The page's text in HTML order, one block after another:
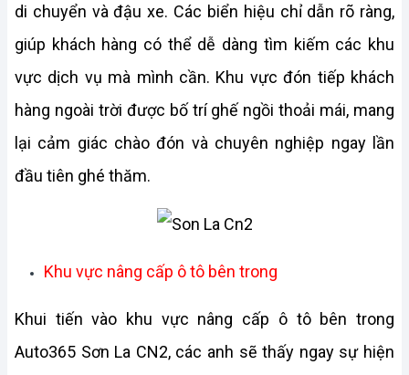
di chuyển và đậu xe. Các biển hiệu chỉ dẫn rõ ràng,
giúp khách hàng có thể dễ dàng tìm kiếm các khu
vực dịch vụ mà mình cần. Khu vực đón tiếp khách
hàng ngoài trời được bố trí ghế ngồi thoải mái, mang
lại cảm giác chào đón và chuyên nghiệp ngay lần
đầu tiên ghé thăm.
Khu vực nâng cấp ô tô bên trong
Khui tiến vào khu vực nâng cấp ô tô bên trong
Auto365 Sơn La CN2, các anh sẽ thấy ngay sự hiện